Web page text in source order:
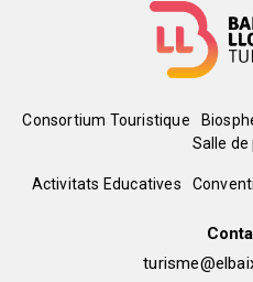
Menú
del
Consortium Touristique
Salle de
Peu
Activitats Educatives